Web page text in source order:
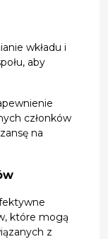
wkładu i
aby
członków
na
które mogą
z